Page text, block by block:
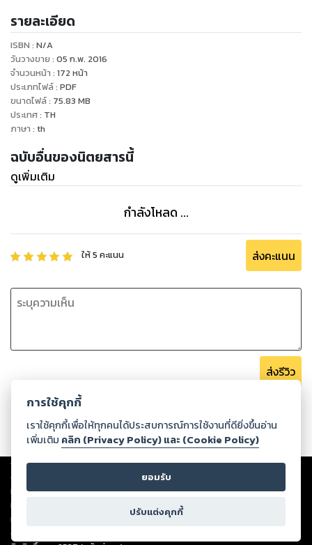
รายละเอียด
ISBN : N/A
วันวางขาย : 05 ก.พ. 2016
จำนวนหน้า : 172 หน้า
ประเภทไฟล์: PDF
ขนาดไฟล์: 75.83 MB
ประเทศ: TH
ภาษา : th
ฉบับอื่นของนิตยสารนี้
ดูเพิ่มเติม
กำลังโหลด ...
ให้5 คะแนน ส่งคะแนน
ส่งรีวิว
Copyright ©2026Storylog Co., Ltd. - สตอรี่ล็อกขอสงวนสิทธิ์ไม่รับผิดชอบ
ต่อผลงานหรือเนื้อหาใดที่อัปโหลดผ่านเว็บไซต์และปรากฏว่าละเมิดสิทธิใน
ทรัพย์สินทางปัญญาของบุคคลอื่นหรือขัดต่อกฎหมายและศีลธรรม ดังนั้น ผู้อ่าน
ทุกท่านโปรดใช้วิจารณญาณในการกลั่นกรองด้วยตนเอง และหากท่านพบว่าส่วน
หนึ่งส่วนใดขัดต่อกฎหมายและศีลธรรม กรุณาแจ้งมายังบริษัท เพื่อทีมงานจะได้
ดำเนินการในทันที ทั้งนี้ ทางสตอรี่ล็อกขอสงวนลิขสิทธิ์ตามพระราชบัญญัติ
การใช้คุกกี้
เราใช้คุกกี้เพื่อให้ทุกคนได้ประสบการณ์การใช้งานที่ดียิ่งขึ้นอ่าน
เพิ่มเติม คลิก (Privacy Policy) และ (Cookie Policy)
ยอมรับ
ปรับแต่งคุกกี้